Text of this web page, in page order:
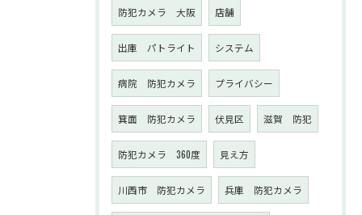
防犯カメラ 大阪 店舗
出庫 パトライト システム
病院 防犯カメラ プライバシー
箕面 防犯カメラ 伏見区 滋賀 防犯
防犯カメラ 360度 見え方
川西市 防犯カメラ 兵庫 防犯カメラ